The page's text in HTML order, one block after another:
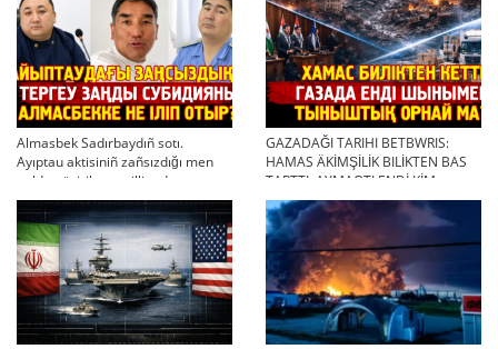
Almasbek Sadırbaydıñ sotı.
Ayıptau aktisiniñ zañsızdığı men
qoldan ösirilgen milliondar
GAZADAĞI TARIHI BETBWRIS:
HAMAS ÄKİMŞİLİK BILİKTEN BAS
TARTTI. AYMAQTI ENDİ KİM
BASQARADI?